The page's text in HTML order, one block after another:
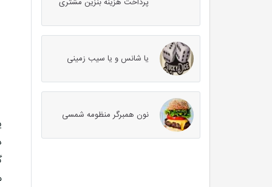
یا شانس و یا سیب زمینی
نون همبرگر منظومه شمسی